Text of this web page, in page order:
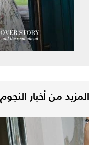
المزيد من أخبار النجوم